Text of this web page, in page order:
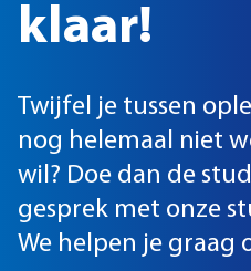
klaar!
Twijfel je tussen
nog helemaal niet
wil? Doe dan de
gesprek met onze
We helpen je graag